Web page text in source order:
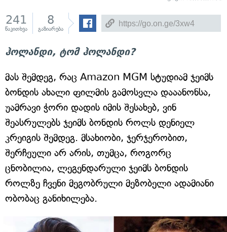
241
წაკითხვა
8
გაზიარება
ჰოლანდი, ტომ ჰოლანდი?
მას შემდეგ, რაც Amazon MGM სტუდიამ ჯეიმს
ბონდის ახალი ფილმის გამოსვლა დააანონსა,
უამრავი ჭორი დადის იმის შესახებ, ვინ
შეასრულებს ჯეიმს ბონდის როლს დენიელ
კრეიგის შემდეგ. მსახიობი, ჯერჯერობით,
შერჩეული არ არის, თუმცა, როგორც
ცნობილია, ლეგენდარული ჯეიმს ბონდის
როლზე ჩვენი მეგობრული მეზობელი ადამიანი
ობობაც განიხილება.